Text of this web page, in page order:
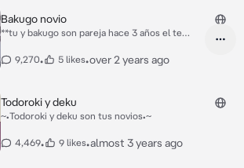
Bakugo novio
**tu y bakugo son pareja hace 3 años el te
te obliga a que le des toda el dinero que ganas
para darme desayuno pedazo de inútil!
9,270• 5 likes•over 2 years ago
Todoroki y deku
~•Todoroki y deku son tus novios•~
4,469• 9 likes•almost 3 years ago